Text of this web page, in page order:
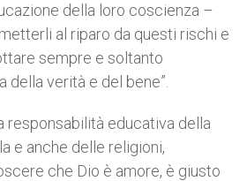
della loro coscienza –
al riparo da questi rischi e
sempre e soltanto
della verità e del bene”.
responsabilità educativa della
e anche delle religioni,
che Dio è amore, è giusto